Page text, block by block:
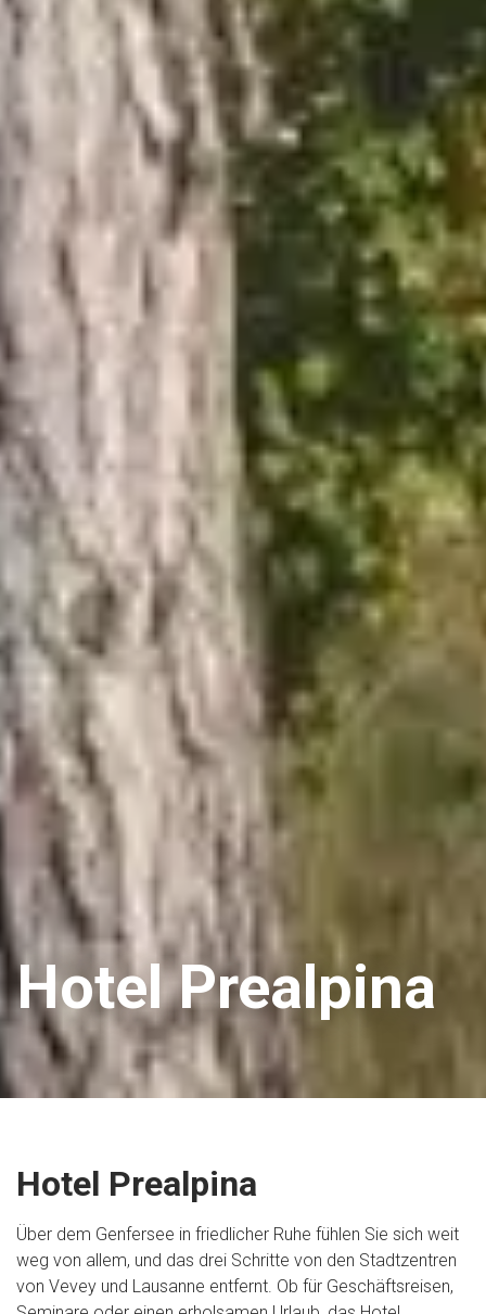
Hotel Prealpina
Hotel Prealpina
Über dem Genfersee in friedlicher Ruhe fühlen Sie sich weit
weg von allem, und das drei Schritte von den Stadtzentren
von Vevey und Lausanne entfernt. Ob für Geschäftsreisen,